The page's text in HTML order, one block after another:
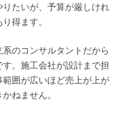
たいが、予算が厳しけれ
得ます。
のコンサルタントだから
。施工会社が設計まで担
囲が広いほど売上が上が
ねません。